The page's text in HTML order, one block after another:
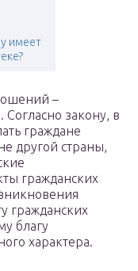
имеет
–
закону, в
граждане
другой страны,
гражданских
гражданских
благу
характера.